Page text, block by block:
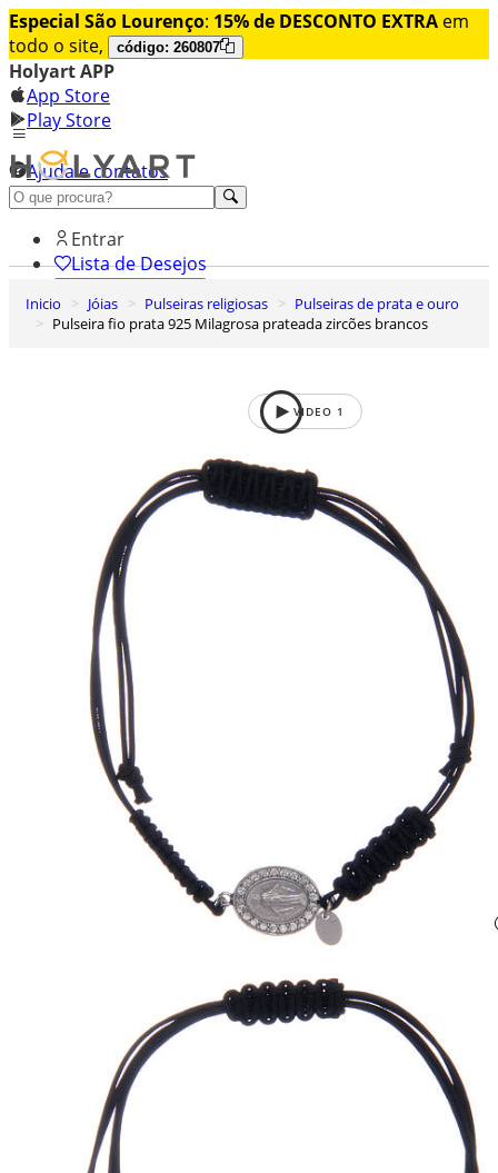
Especial São Lourenço: 15% de DESCONTO EXTRA em
todo o site,
código: 260807
Holyart APP
App Store
Play Store
Ajuda e contatos
Conheça premium
Entrar
Lista de Desejos
0
Carrinho de Compras
Inicio Jóias Pulseiras religiosas
Pulseiras de prata e ouro
Pulseira fio prata 925 Milagrosa prateada zircões brancos
VIDEO 1